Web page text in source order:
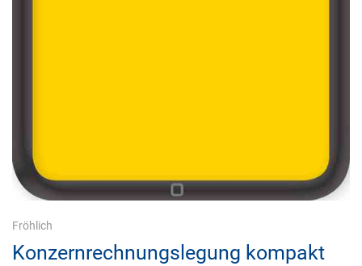
Fröhlich
Konzernrechnungslegung kompakt